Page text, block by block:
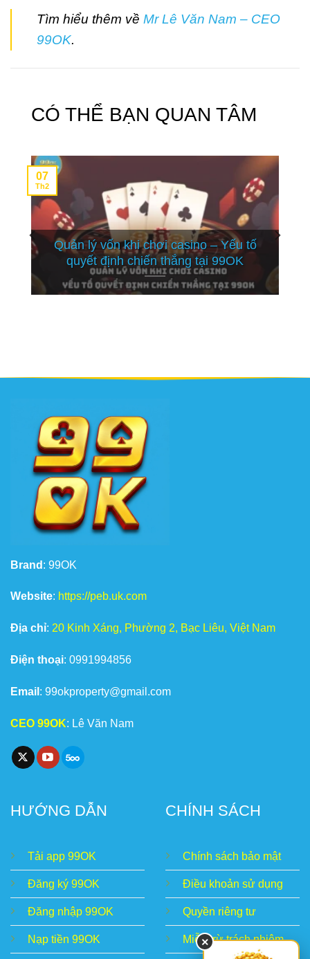
Tìm hiểu thêm về Mr Lê Văn Nam – CEO
99OK.
CÓ THỂ BẠN QUAN TÂM
Quản lý vốn khi chơi casino – Yếu tố
quyết định chiến thắng tại 99OK
07
Th2
Brand : 99OK
Website: https://peb.uk.com
Địa chỉ: 20 Kinh Xáng, Phường 2, Bạc Liêu, Việt Nam
Điện thoại: 0991994856
Email : 99okproperty@gmail.com
CEO 99OK: Lê Văn Nam
HƯỚNG DẪN
Tải app 99OK
Đăng ký 99OK
Đăng nhập 99OK
Nạp tiền 99OK
CHÍNH SÁCH
Chính sách bảo mật
Điều khoản sử dụng
Quyền riêng tư
Miễn trừ trách nhiệm
×